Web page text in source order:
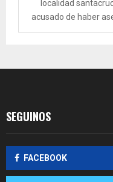
localidad
acusado de haber
SEGUINOS
FACEBOOK